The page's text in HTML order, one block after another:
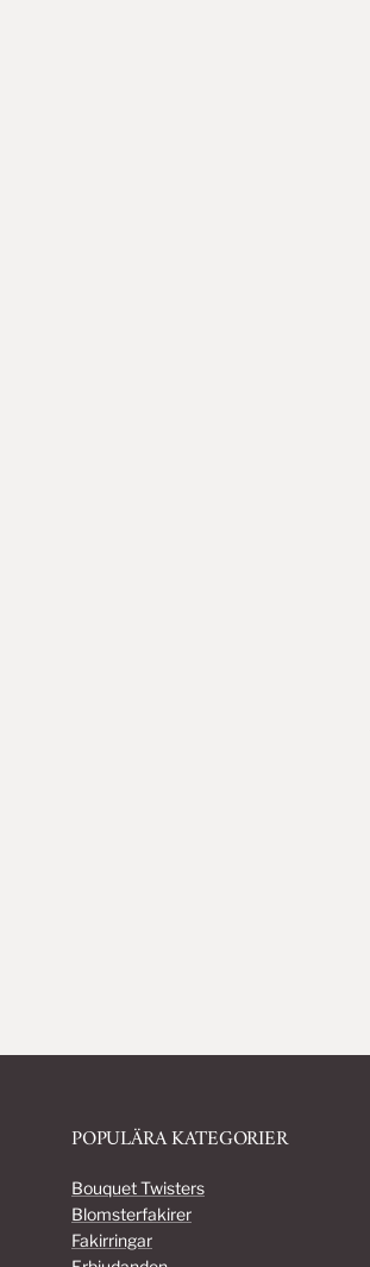
POPULÄRA KATEGORIER
Bouquet Twisters
Blomsterfakirer
Fakirringar